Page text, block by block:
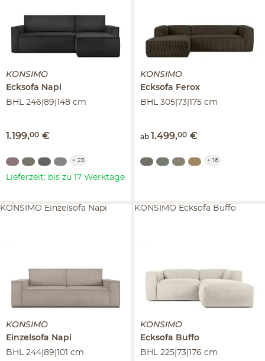
KONSIMO
Ecksofa Napi
BHL 246|89|148 cm
1.199,00 €
+ 23
Lieferzeit: bis zu 17 Werktage
KONSIMO
Ecksofa Ferox
BHL 305|73|175 cm
ab 1.499,00 €
+ 16
KONSIMO
Einzelsofa Napi
BHL 244|89|101 cm
KONSIMO Einzelsofa Napi
KONSIMO
Ecksofa Buffo
BHL 225|73|176 cm
KONSIMO Ecksofa Buffo